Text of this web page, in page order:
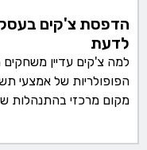
הדפסת צ'קים בעסק:
לדעת
למה צ'קים עדיין
הפופולריות של אמצעי
מקום מרכזי בהתנהלות